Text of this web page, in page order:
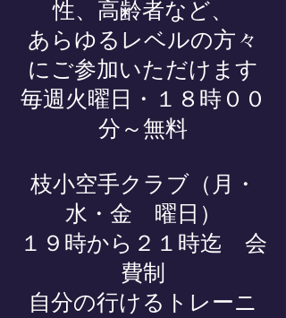
性、高齢者など、
あらゆるレベルの方々
にご参加いただけます
毎週火曜日・１８時００
分～無料
枝小空手クラブ（月・
水・金 曜日）
１９時から２１時迄 会
費制
自分の行けるトレーニ